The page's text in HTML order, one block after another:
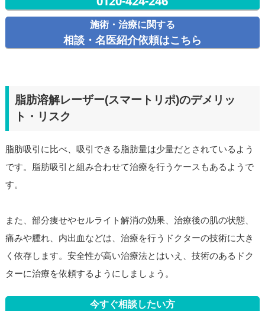
施術・治療に関する
相談・名医紹介依頼はこちら
脂肪溶解レーザー(スマートリポ)のデメリッ
ト・リスク
脂肪吸引に比べ、吸引できる脂肪量は少量だとされているよう
です。脂肪吸引と組み合わせて治療を行うケースもあるようで
す。
また、部分痩せやセルライト解消の効果、治療後の肌の状態、
痛みや腫れ、内出血などは、治療を行うドクターの技術に大き
く依存します。安全性が高い治療法とはいえ、技術のあるドク
ターに治療を依頼するようにしましょう。
今すぐ相談したい方